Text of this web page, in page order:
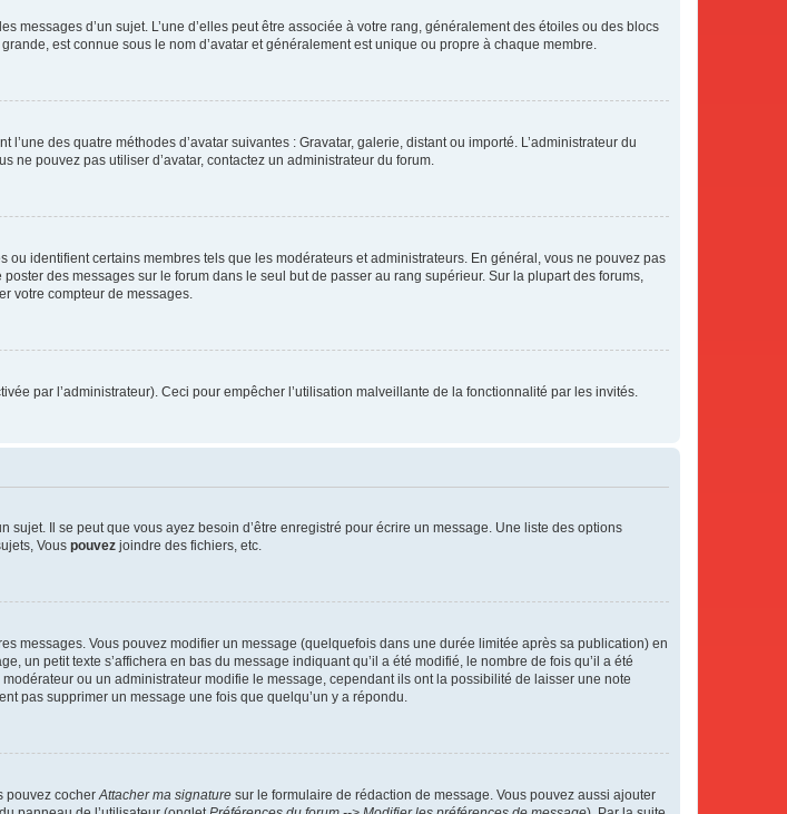
messages d’un sujet. L’une d’elles peut être associée à votre rang, généralement des étoiles ou des blocs
est connue sous le nom d’avatar et généralement est unique ou propre à chaque membre.
des quatre méthodes d’avatar suivantes : Gravatar, galerie, distant ou importé. L’administrateur du
ne pouvez pas utiliser d’avatar, contactez un administrateur du forum.
identifient certains membres tels que les modérateurs et administrateurs. En général, vous ne pouvez pas
des messages sur le forum dans le seul but de passer au rang supérieur. Sur la plupart des forums,
votre compteur de messages.
par l’administrateur). Ceci pour empêcher l’utilisation malveillante de la fonctionnalité par les invités.
Il se peut que vous ayez besoin d’être enregistré pour écrire un message. Une liste des options
Vous pouvez joindre des fichiers, etc.
messages. Vous pouvez modifier un message (quelquefois dans une durée limitée après sa publication) en
un petit texte s’affichera en bas du message indiquant qu’il a été modifié, le nombre de fois qu’il a été
ou un administrateur modifie le message, cependant ils ont la possibilité de laisser une note
pas supprimer un message une fois que quelqu’un y a répondu.
pouvez cocherAttacher ma signature sur le formulaire de rédaction de message. Vous pouvez aussi ajouter